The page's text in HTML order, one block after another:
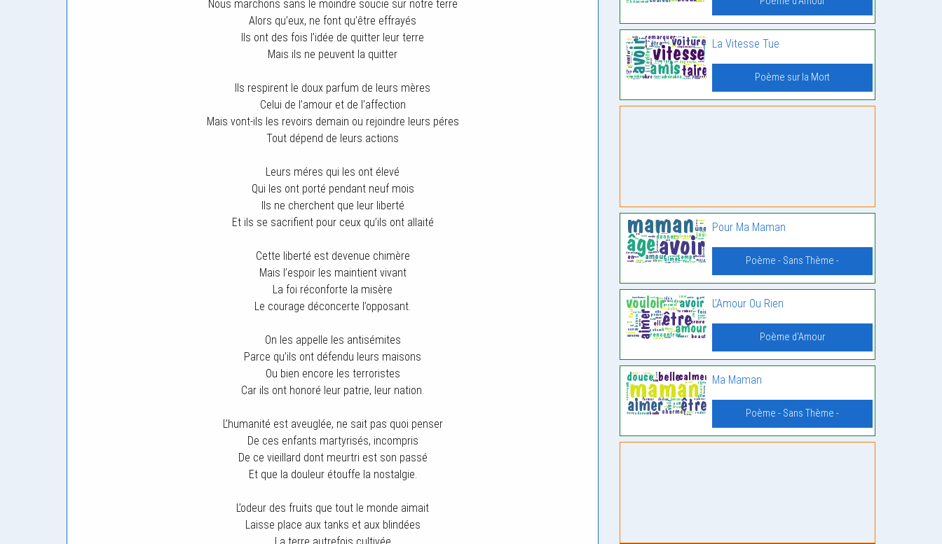
Nous marchons sans le moindre soucie sur notre terre
Alors qu’eux, ne font qu’être effrayés
Ils ont des fois l’idée de quitter leur terre
Mais ils ne peuvent la quitter
Ils respirent le doux parfum de leurs mères
Celui de l’amour et de l’affection
Mais vont-ils les revoirs demain ou rejoindre leurs péres
Tout dépend de leurs actions
Leurs méres qui les ont élevé
Qui les ont porté pendant neuf mois
Ils ne cherchent que leur liberté
Et ils se sacrifient pour ceux qu’ils ont allaité
Cette liberté est devenue chimère
Mais l’espoir les maintient vivant
La foi réconforte la misère
Le courage déconcerte l’opposant.
On les appelle les antisémites
Parce qu’ils ont défendu leurs maisons
Ou bien encore les terroristes
Car ils ont honoré leur patrie, leur nation.
L’humanité est aveuglée, ne sait pas quoi penser
De ces enfants martyrisés, incompris
De ce vieillard dont meurtri est son passé
Et que la douleur étouffe la nostalgie.
L’odeur des fruits que tout le monde aimait
Laisse place aux tanks et aux blindées
La Vitesse Tue
Poème sur la Mort
Pour Ma Maman
Poème - Sans Thème -
L’Amour Ou Rien
Poème d'Amour
Ma Maman
Poème - Sans Thème -